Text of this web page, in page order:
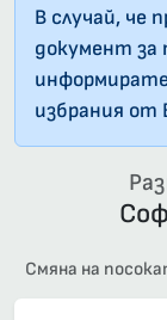
В случай, че
документ за
избрания от
Смяна на